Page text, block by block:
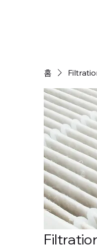
홈